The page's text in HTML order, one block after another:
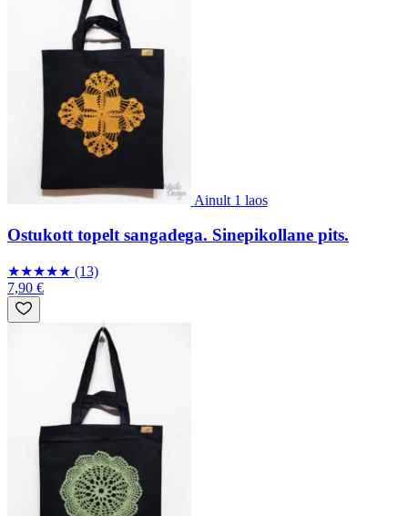
Ainult 1 laos
Ostukott topelt sangadega. Sinepikollane pits.
★★★★★ (13)
7,90 €